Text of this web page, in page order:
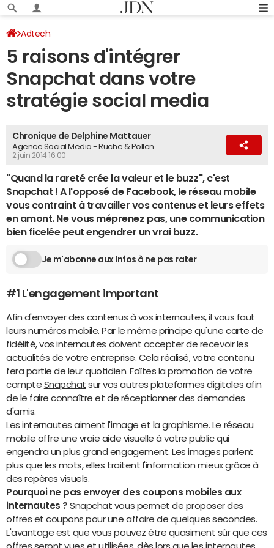
Adtech
5 raisons d'intégrer
Snapchat dans votre
stratégie social media
Chronique de Delphine Mattauer
Agence Social Media - Ruche & Pollen
2 juin 2014 16:00
"Quand la rareté crée la valeur et le buzz", c'est
Snapchat ! A l'opposé de Facebook, le réseau mobile
vous contraint à travailler vos contenus et leurs effets
en amont. Ne vous méprenez pas, une communication
bien ficelée peut engendrer un vrai buzz.
Je m'abonne aux Infos à ne pas rater
#1 L'engagement important
Afin d'envoyer des contenus à vos internautes, il vous faut
leurs numéros mobile. Par le même principe qu'une carte de
fidélité, vos internautes doivent accepter de recevoir les
actualités de votre entreprise. Cela réalisé, votre contenu
fera partie de leur quotidien. Faîtes la promotion de votre
compte Snapchat sur vos autres plateformes digitales afin
de le faire connaître et de réceptionner des demandes
d'amis.
Les internautes aiment l'image et la graphisme. Le réseau
mobile offre une vraie aide visuelle à votre public qui
engendra un plus grand engagement. Les images parlent
plus que les mots, elles traitent l'information mieux grâce à
des repères visuels.
Pourquoi ne pas envoyer des coupons mobiles aux
internautes ?Snapchat vous permet de proposer des
offres et coupons pour une affaire de quelques secondes.
L'avantage est que vous pouvez être quasiment sûr que ces
offres seront vues et utilisées, dès lors que les internautes